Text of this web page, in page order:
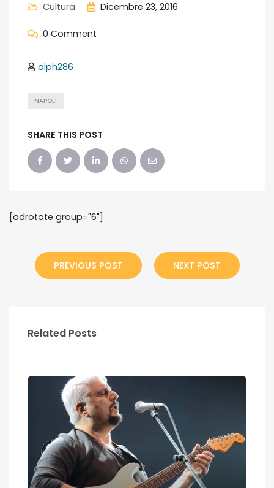
Cultura Dicembre 23, 2016
0 Comment
alph286
NAPOLI
SHARE THIS POST
[adrotate group="6"]
PREVIOUS POST NEXT POST
Related Posts